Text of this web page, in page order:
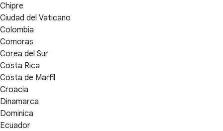
Chipre
Ciudad del Vaticano
Colombia
Comoras
Corea del Sur
Costa Rica
Costa de Marfil
Croacia
Dinamarca
Dominica
Ecuador